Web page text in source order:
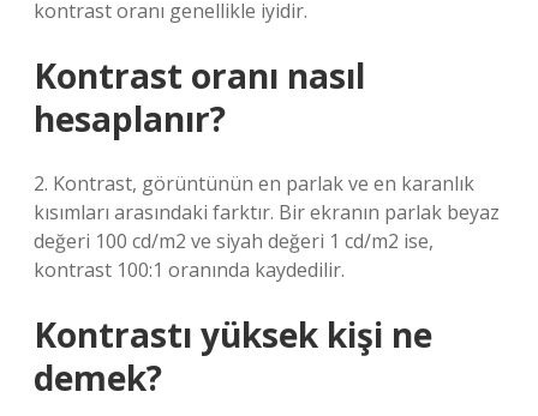
kontrast oranı genellikle iyidir.
Kontrast oranı nasıl
hesaplanır?
2. Kontrast, görüntünün en parlak ve en karanlık
kısımları arasındaki farktır. Bir ekranın parlak beyaz
değeri 100 cd/m2 ve siyah değeri 1 cd/m2 ise,
kontrast 100:1 oranında kaydedilir.
Kontrastı yüksek kişi ne
demek?